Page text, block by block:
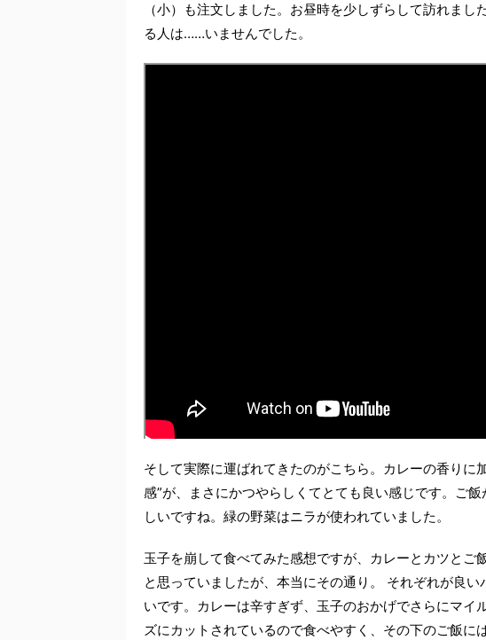
（小）も注文しました。お昼時を少しずらして訪れま
る人は……いませんでした。
そして実際に運ばれてきたのがこちら。カレーの香りに
感”が、まさにかつやらしくてとても良い感じです。ご
しいですね。緑の野菜はニラが使われていました。
玉子を崩して食べてみた感想ですが、カレーとカツと
と思っていましたが、本当にその通り。 それぞれが良
いです。カレーは辛すぎず、玉子のおかげでさらにマイ
ズにカットされているので食べやすく、その下のご飯